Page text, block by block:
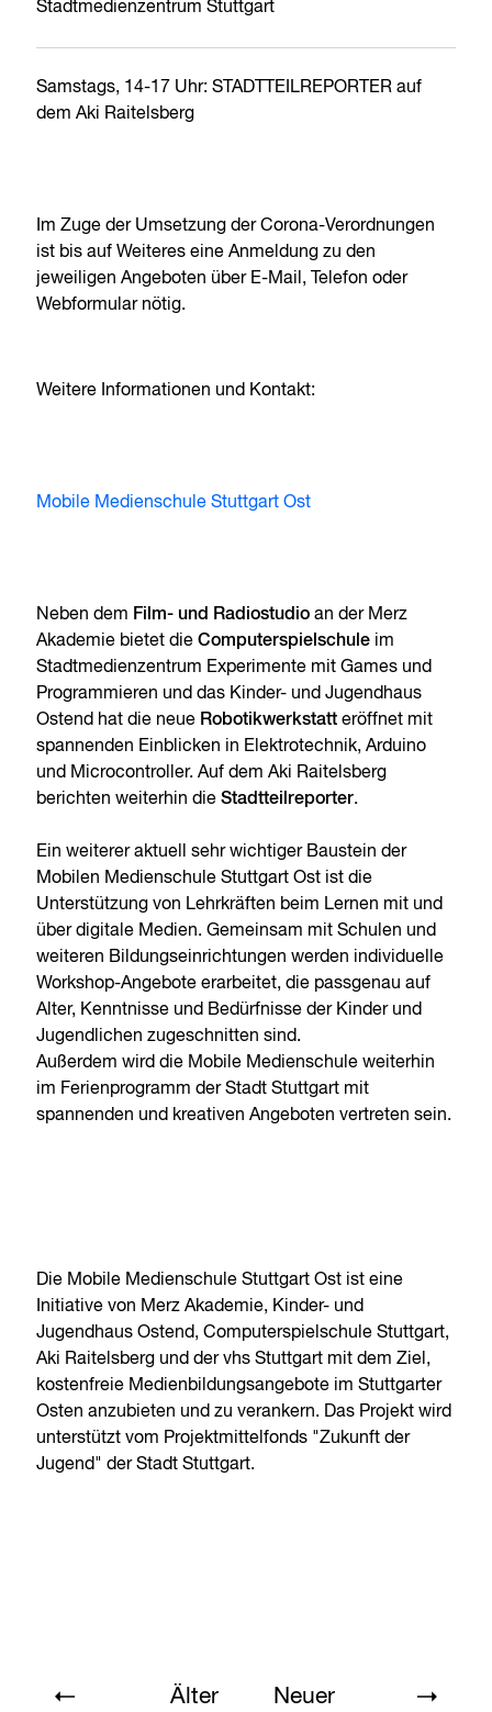
Stadtmedienzentrum Stuttgart
Samstags, 14-17 Uhr: STADTTEILREPORTER auf
dem Aki Raitelsberg
Im Zuge der Umsetzung der Corona-Verordnungen
ist bis auf Weiteres eine Anmeldung zu den
jeweiligen Angeboten über E-Mail, Telefon oder
Webformular nötig.
Weitere Informationen und Kontakt:
Mobile Medienschule Stuttgart Ost
Neben dem Film- und Radiostudio an der Merz
Akademie bietet dieComputerspielschule im
Stadtmedienzentrum Experimente mit Games und
Programmieren und das Kinder- und Jugendhaus
Ostend hat die neue Robotikwerkstatt eröffnet mit
spannenden Einblicken in Elektrotechnik, Arduino
und Microcontroller. Auf dem Aki Raitelsberg
berichten weiterhin dieStadtteilreporter.
Ein weiterer aktuell sehr wichtiger Baustein der
Mobilen Medienschule Stuttgart Ost ist die
Unterstützung von Lehrkräften beim Lernen mit und
über digitale Medien. Gemeinsam mit Schulen und
weiteren Bildungseinrichtungen werden individuelle
Workshop-Angebote erarbeitet, die passgenau auf
Alter, Kenntnisse und Bedürfnisse der Kinder und
Jugendlichen zugeschnitten sind.
Außerdem wird die Mobile Medienschule weiterhin
im Ferienprogramm der Stadt Stuttgart mit
spannenden und kreativen Angeboten vertreten sein.
Die Mobile Medienschule Stuttgart Ost ist eine
Initiative von Merz Akademie, Kinder- und
Jugendhaus Ostend, Computerspielschule Stuttgart,
Aki Raitelsberg und der vhs Stuttgart mit dem Ziel,
kostenfreie Medienbildungsangebote im Stuttgarter
Osten anzubieten und zu verankern. Das Projekt wird
unterstützt vom Projektmittelfonds "Zukunft der
Jugend" der Stadt Stuttgart.
Älter Neuer